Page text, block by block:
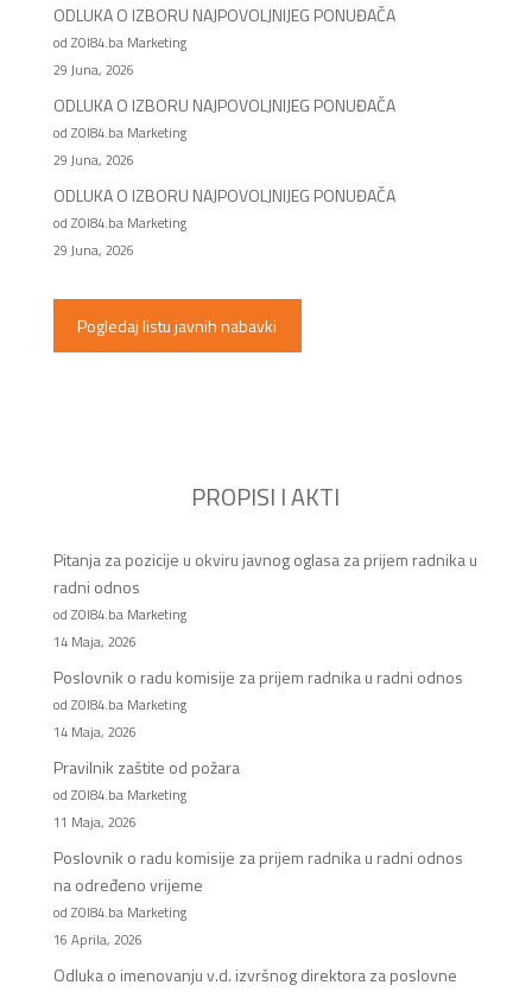
ODLUKA O IZBORU NAJPOVOLJNIJEG PONUĐAČA
od ZOI84.ba Marketing
29 Juna, 2026
ODLUKA O IZBORU NAJPOVOLJNIJEG PONUĐAČA
od ZOI84.ba Marketing
29 Juna, 2026
ODLUKA O IZBORU NAJPOVOLJNIJEG PONUĐAČA
od ZOI84.ba Marketing
29 Juna, 2026
Pogledaj listu javnih nabavki
PROPISI I AKTI
Pitanja za pozicije u okviru javnog oglasa za prijem radnika u
radni odnos
od ZOI84.ba Marketing
14 Maja, 2026
Poslovnik o radu komisije za prijem radnika u radni odnos
od ZOI84.ba Marketing
14 Maja, 2026
Pravilnik zaštite od požara
od ZOI84.ba Marketing
11 Maja, 2026
Poslovnik o radu komisije za prijem radnika u radni odnos
na određeno vrijeme
od ZOI84.ba Marketing
16 Aprila, 2026
Odluka o imenovanju v.d. izvršnog direktora za poslovne